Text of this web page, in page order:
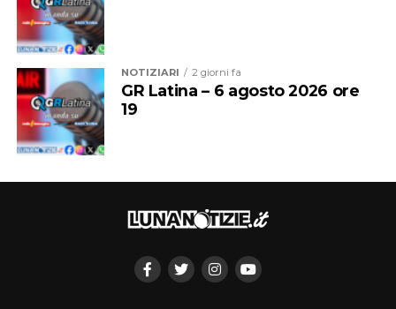
Per chi non rispetterà le disposizioni è prevista una
sanzione amministrativa fino a 500 euro
A queste misure si aggiunge l’ordinanza già in vigore per
la tutela del decoro civico. Il provvedimento vieta il
bivacco nelle piazze, nelle strade, nei luoghi pubblici e
prossimità dei pubblici esercizi.
Vietato anche abbandonare o disseminare avanzi di cibo
Le regole riguardano inoltre l’abbigliamento negli spazi
NOTIZIARI 2 giorni fa
GR Latina – 6 agosto 2026 ore
19